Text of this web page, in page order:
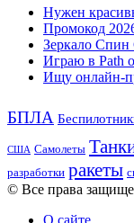
Нужен
Промокод
Зеркало Спин
Играю в Path
Ищу онлайн-
БПЛА
США Самолеты
разработки ракеты
© Все права
О сайте